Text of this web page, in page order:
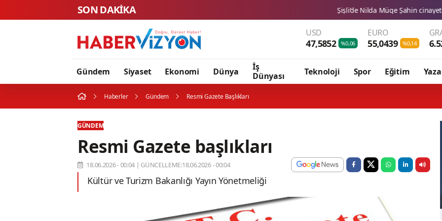
SON DAKİKA Şişli’de Nilda Müge Şahin cinayeti: Silahlı saldırı
USD
47,5852 %0,06
EURO
55,0439 %0,14
Gündem Siyaset Ekonomi Dünya
İş
Dünyası
Teknoloji Spor Eğitim
Haberler Gündem Resmi Gazete Başlıkları
GÜNDEM
Resmi Gazete başlıkları
18.06.2026 - 00:04 | GÜNCELLEME:18.06.2026 - 00:04
Kültür ve Turizm Bakanlığı Yayın Yönetmeliği